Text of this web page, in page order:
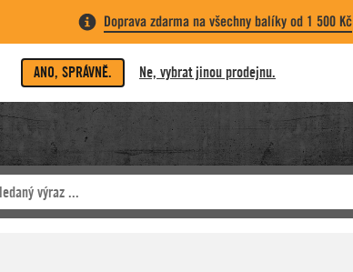
Doprava zdarma na všechny balíky od 1 500 Kč
ANO, SPRÁVNĚ. Ne, vybrat jinou prodejnu.